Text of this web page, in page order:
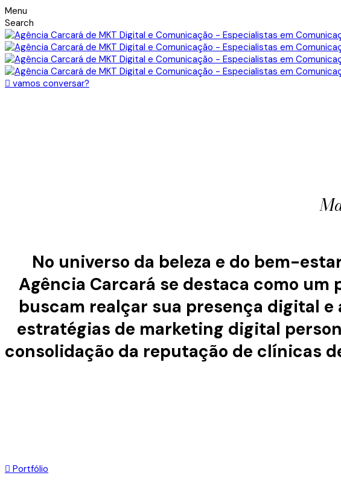
Menu
Search
vamos conversar?
No universo da beleza e do bem-
Agência Carcará se destaca como
buscam realçar sua presença digital e
estratégias de marketing digital
consolidação da reputação de clínicas
Portfólio